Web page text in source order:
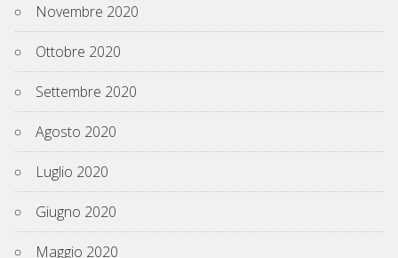
Novembre 2020
Ottobre 2020
Settembre 2020
Agosto 2020
Luglio 2020
Giugno 2020
Maggio 2020